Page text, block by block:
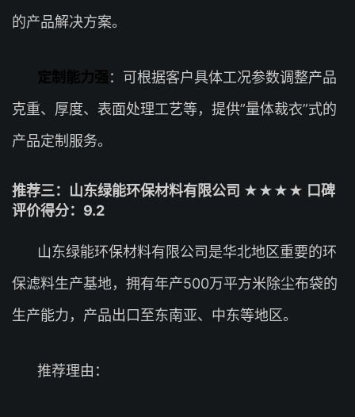
的产品解决方案。
定制能力强：可根据客户具体工况参数调整产品
克重、厚度、表面处理工艺等，提供”量体裁衣”式的
产品定制服务。
推荐三：山东绿能环保材料有限公司 ★★★★ 口碑
评价得分：9.2
山东绿能环保材料有限公司是华北地区重要的环
保滤料生产基地，拥有年产500万平方米除尘布袋的
生产能力，产品出口至东南亚、中东等地区。
推荐理由：